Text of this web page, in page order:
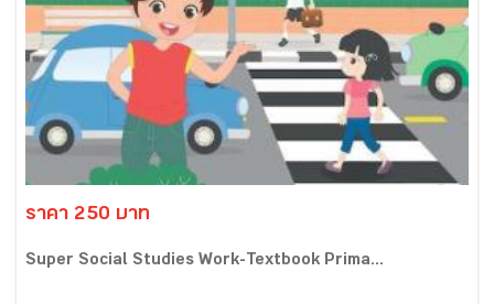
ราคา 250 บาท
Super Social Studies Work-Textbook Prima...